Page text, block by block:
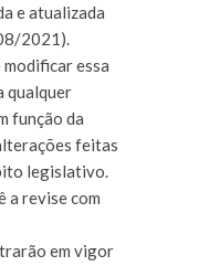
e atualizada
2021).
essa
qualquer
função da
feitas
legislativo.
a revise com
em vigor